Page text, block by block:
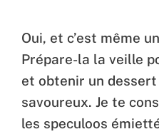
Oui, et c’est même
Prépare-la la veille
et obtenir un
savoureux. Je te
les speculoos